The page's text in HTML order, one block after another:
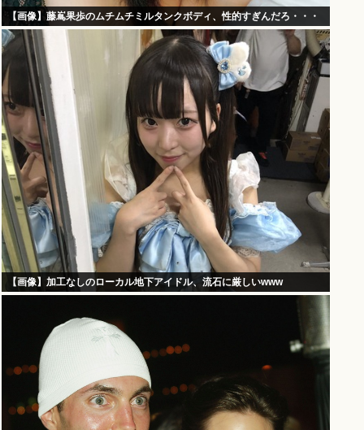
【画像】藤嶌果歩のムチムチミルタンクボディ、性的すぎんだろ・・・
【画像】加工なしのローカル地下アイドル、流石に厳しいwww